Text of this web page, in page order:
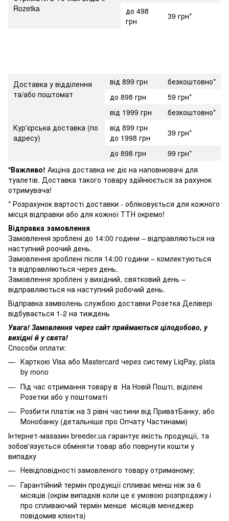
Rozetka
до 498
грн
39 грн*
Доставка у відділення
та/або поштомат
від 899 грн
безкоштовно*
до 898 грн
59 грн*
Кур'єрська доставка (по
адресу)
від 1999 грн
безкоштовно*
від 899 грн
до 1998 грн
39 грн*
до 898 грн
99 грн*
*Важливо! Акціна доставка не діє на наповнювачі для
туалетів. Доставка такого товару здійнюється за рахунок
отримувача!
* Розрахунок вартості доставки - обліковується для кожного
місця відправки або для кожної ТТН окремо!
Відправка замовлення
Замовлення зроблені до 14:00 години – відправляються на
наступний роочий день.
Замовлення зроблені після 14:00 години – комлектуються
та відправляються через день.
Замовлення зроблені у вихідний, святковий день –
відправляються на наступний робочий день.
Відправка замволень службою доставки Розетка Делівері
відбувається 1-2 на тиждень
Увага! Замовлення через сайт приймаються цілодобово, у
вихідні й у свята!
Способи оплати:
Карткою Visa або Mastercard через систему LiqPay, plata
by mono
Під час отримання товару в На Новій Пошті, віділені
Розетки або у поштоматі
Розбити платіж на 3 рівні частини від ПриватБанку, або
Монобанку (детальніше про Опчату Частинами)
Інтернет-мазазин breeder.ua гарантує якість продукції, та
зобов'язується обміняти товар або поврнути кошти у
випадку
Невідповідності замовленого товару отриманому;
Гарантійний термін продукції спливає менш ніж за 6
місяців (окрім випадків коли це є умовою розпродажу і
про спливаючий термін менше місяців менеджер
повідомив клієнта)